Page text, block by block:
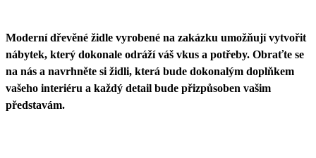
Moderní dřevěné židle vyrobené na zakázku umožňují vytvořit
nábytek, který dokonale odráží váš vkus a potřeby. Obraťte se
na nás a navrhněte si židli, která bude dokonalým doplňkem
vašeho interiéru a každý detail bude přizpůsoben vašim
představám.